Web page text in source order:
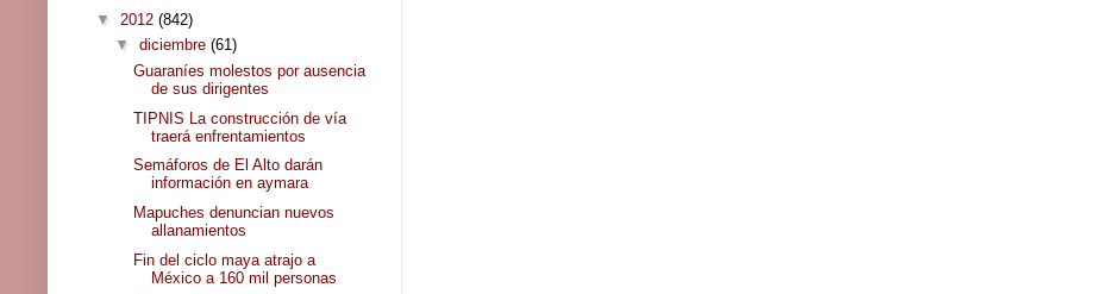
▼ 2012 (842)
▼ diciembre (61)
Guaraníes molestos por ausencia
de sus dirigentes
TIPNIS La construcción de vía
traerá enfrentamientos
Semáforos de El Alto darán
información en aymara
Mapuches denuncian nuevos
allanamientos
Fin del ciclo maya atrajo a
México a 160 mil personas